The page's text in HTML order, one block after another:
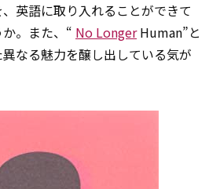
英語に取り入れることができて
。また、“ No LongerHuman”と
なる魅力を醸し出している気が